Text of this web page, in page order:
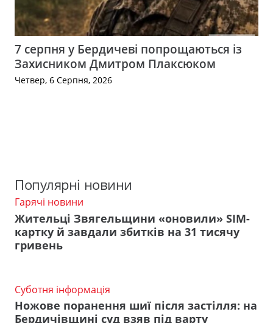
7 серпня у Бердичеві попрощаються із
Захисником Дмитром Плаксюком
Четвер, 6 Серпня, 2026
Популярні новини
Гарячі новини
Жительці Звягельщини «оновили» SIM-
картку й завдали збитків на 31 тисячу
гривень
Суботня інформація
Ножове поранення шиї після застілля: на
Бердичівщині суд взяв під варту